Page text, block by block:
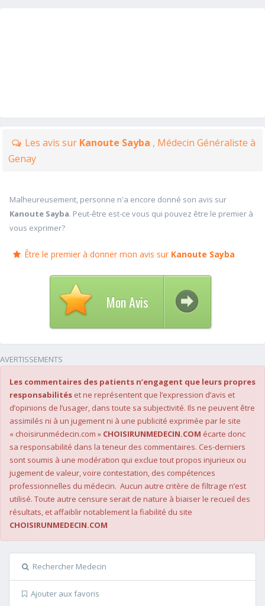
Les avis sur Kanoute Sayba , Médecin Généraliste à
Genay
Malheureusement, personne n'a encore donné son avis sur
Kanoute Sayba. Peut-être est-ce vous qui pouvez être le premier à
vous exprimer?
Être le premier à donner mon avis sur Kanoute Sayba
Mon Avis
AVERTISSEMENTS
Les commentaires des patients n’engagent que leurs propres
responsabilités et ne représentent que l’expression d’avis et
d’opinions de l’usager, dans toute sa subjectivité. Ils ne peuvent être
assimilés ni à un jugement ni à une publicité exprimée par le site
« choisirunmédecin.com » CHOISIRUNMEDECIN.COM écarte donc
sa responsabilité dans la teneur des commentaires. Ces-derniers
sont soumis à une modération qui exclue tout propos injurieux ou
jugement de valeur, voire contestation, des compétences
professionnelles du médecin. Aucun autre critère de filtrage n’est
utilisé. Toute autre censure serait de nature à biaiser le recueil des
résultats, et affaiblir notablement la fiabilité du site
CHOISIRUNMEDECIN.COM
Rechercher Medecin
Ajouter aux favoris